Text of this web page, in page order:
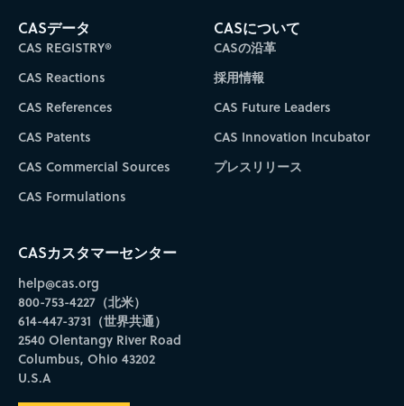
CASデータ
CAS REGISTRY®
CAS Reactions
CAS References
CAS Patents
CAS Commercial Sources
CAS Formulations
CASについて
CASの沿革
採用情報
CAS Future Leaders
CAS Innovation Incubator
プレスリリース
CASカスタマーセンター
help@cas.org
800-753-4227（北米）
614-447-3731（世界共通）
2540 Olentangy River Road
Columbus, Ohio 43202
U.S.A